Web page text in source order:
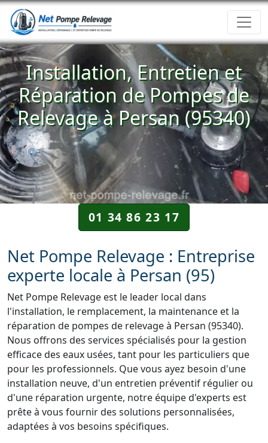
Installation, Entretien et
Réparation de Pompes de
Relevage à Persan (95340)
01 34 86 23 17
Net Pompe Relevage : Entreprise
experte locale à Persan (95)
Net Pompe Relevage est le leader local dans
l'installation, le remplacement, la maintenance et la
réparation de pompes de relevage à Persan (95340).
Nous offrons des services spécialisés pour la gestion
efficace des eaux usées, tant pour les particuliers que
pour les professionnels. Que vous ayez besoin d'une
installation neuve, d'un entretien préventif régulier ou
d'une réparation urgente, notre équipe d'experts est
prête à vous fournir des solutions personnalisées,
adaptées à vos besoins spécifiques.